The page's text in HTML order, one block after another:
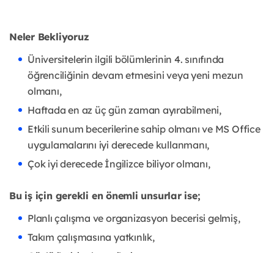
Neler Bekliyoruz
Üniversitelerin ilgili bölümlerinin 4. sınıfında
öğrenciliğinin devam etmesini veya yeni mezun
olmanı,
Haftada en az üç gün zaman ayırabilmeni,
Etkili sunum becerilerine sahip olmanı ve MS Office
uygulamalarını iyi derecede kullanmanı,
Çok iyi derecede İngilizce biliyor olmanı,
Bu iş için gerekli en önemli unsurlar ise;
Planlı çalışma ve organizasyon becerisi gelmiş,
Takım çalışmasına yatkınlık,